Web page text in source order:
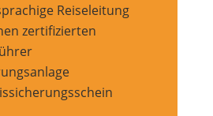
Reiseleitung
zertifizierten